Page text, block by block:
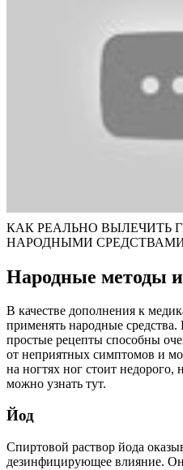
КАК РЕАЛЬНО ВЫЛЕЧИТЬ
НАРОДНЫМИ
Народные методы и
В качестве дополнения к
применять народные
простые рецепты способны
от неприятных симптомов и
на ногтях ног стоит недорого,
можно узнать тут.
Йод
Спиртовой раствор йода
дезинфицирующее влияние.